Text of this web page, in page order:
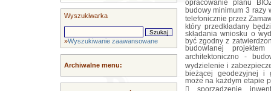
Wyszukiwarka
»Wyszukiwanie zaawansowane
Archiwalne menu: